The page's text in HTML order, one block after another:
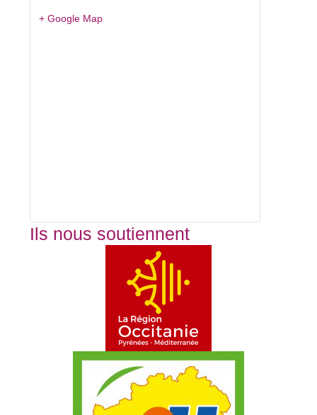
+ Google Map
Ils nous soutiennent